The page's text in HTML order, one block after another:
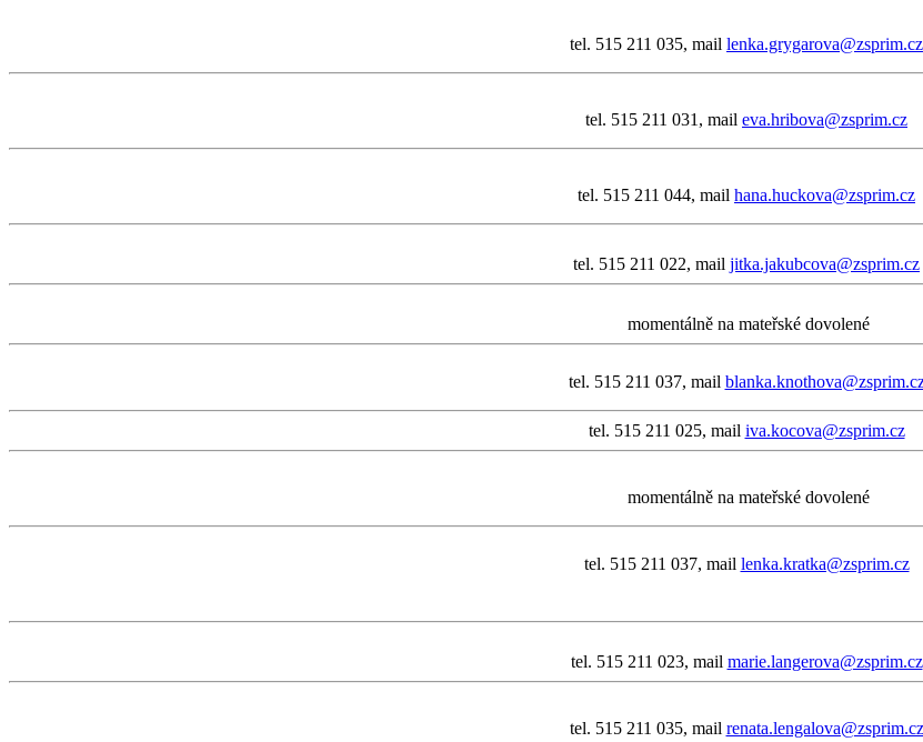
tel. 515 211 035, mail lenka.grygarova@zsprim.cz
tel. 515 211 031, mail eva.hribova@zsprim.cz
tel. 515 211 044, mail hana.huckova@zsprim.cz
tel. 515 211 022, mail jitka.jakubcova@zsprim.cz
momentálně na mateřské dovolené
tel. 515 211 037, mail
tel. 515 211 025, mail iva.kocova@zsprim.cz
momentálně na mateřské dovolené
tel. 515 211 037, mail lenka.kratka@zsprim.cz
tel. 515 211 023, mail marie.langerova@zsprim.cz
tel. 515 211 035, mail renata.lengalova@zsprim.cz